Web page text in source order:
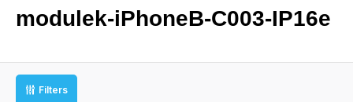
modulek-iPhoneB-C003-IP16e
Filters